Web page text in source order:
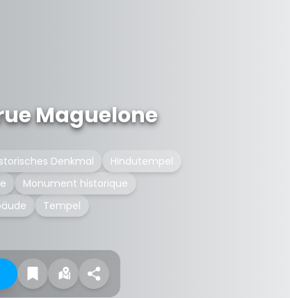
Maguelone
Denkmal
Hindutempel
Monument historique
Tempel